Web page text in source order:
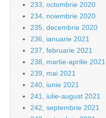
233, octombrie 2020
234, noiembrie 2020
235, decembrie 2020
236, ianuarie 2021
237, februarie 2021
238, martie-aprilie 2021
239, mai 2021
240, iunie 2021
241, iulie-august 2021
242, septembrie 2021